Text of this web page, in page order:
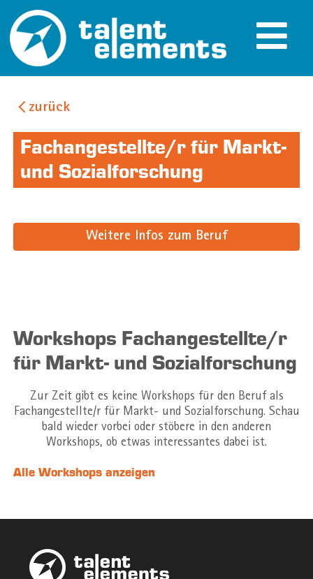
zurück
Fachangestellte/r für Markt-
und Sozialforschung
Weitere Infos zum Beruf
Workshops Fachangestellte/r
für Markt- und Sozialforschung
Zur Zeit gibt es keine Workshops für den Beruf als
Fachangestellte/r für Markt- und Sozialforschung. Schau
bald wieder vorbei oder stöbere in den anderen
Workshops, ob etwas interessantes dabei ist.
Alle Workshops anzeigen